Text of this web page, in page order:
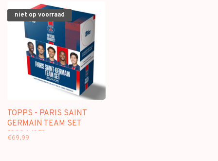
niet op voorraad
TOPPS - PARIS SAINT
GERMAIN TEAM SET
[2024/25]
€69,99